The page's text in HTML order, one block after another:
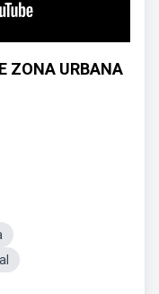
ZONA URBANA